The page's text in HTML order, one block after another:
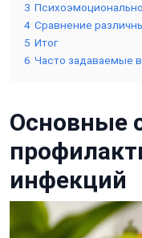
3
4 Сравнение
5 Итог
6 Часто задаваемые
Основные
инфекций